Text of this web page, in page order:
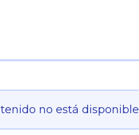
no está disponible